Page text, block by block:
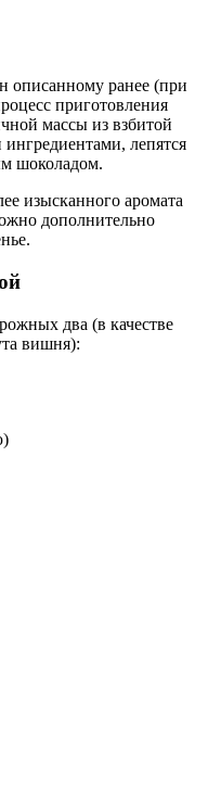
описанному ранее (при
приготовления
массы из взбитой
лепятся
шоколадом.
изысканного аромата
дополнительно
два (в качестве
вишня):